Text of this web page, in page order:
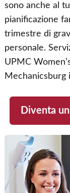
sono anche al
pianificazione
trimestre di
personale.
UPMC
Mechanicsburg
Diventa